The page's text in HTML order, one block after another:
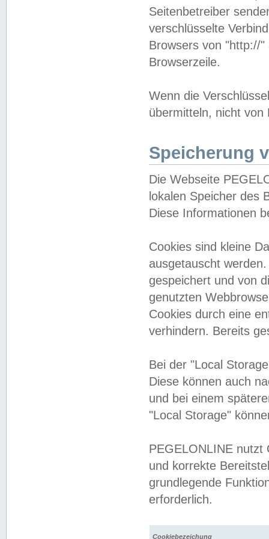
Seitenbetreiber
verschlüsselte
Browsers von "http://
Browserzeile.
Wenn die
übermitteln, nicht von
Speicherung
Die Webseite
lokalen Speicher des
Diese Informationen
Cookies sind kleine
ausgetauscht
gespeichert und von
genutzten
Cookies durch eine
verhindern. Bereits
Bei der "Local
Diese können auch
und bei einem
"Local Storage"
PEGELONLINE nutzt
und korrekte
grundlegende
erforderlich.
Cookiebezeichung